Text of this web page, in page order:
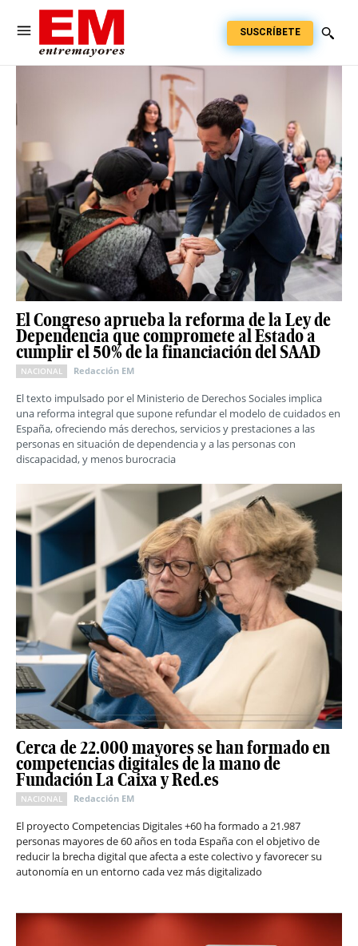
SUSCRÍBETE
El Congreso aprueba la reforma de la Ley de
Dependencia que compromete al Estado a
cumplir el 50% de la financiación del SAAD
NACIONAL Redacción EM
El texto impulsado por el Ministerio de Derechos Sociales implica
una reforma integral que supone refundar el modelo de cuidados en
España, ofreciendo más derechos, servicios y prestaciones a las
personas en situación de dependencia y a las personas con
discapacidad, y menos burocracia
Cerca de 22.000 mayores se han formado en
competencias digitales de la mano de
Fundación La Caixa y Red.es
NACIONAL Redacción EM
El proyecto Competencias Digitales +60 ha formado a 21.987
personas mayores de 60 años en toda España con el objetivo de
reducir la brecha digital que afecta a este colectivo y favorecer su
autonomía en un entorno cada vez más digitalizado